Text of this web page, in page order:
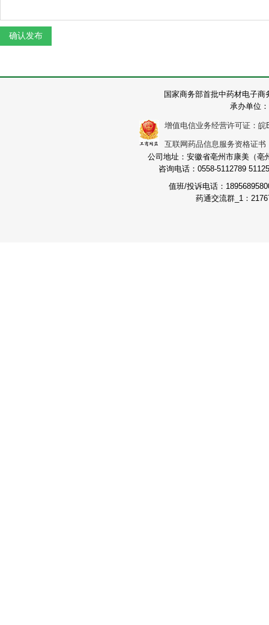
国家商务部首批中药材电子
承办单位
增值电信业务经营许可证：皖
互联网药品信息服务资格证
公司地址：安徽省亳州市康美（
咨询电话：0558-5112789
值班/投诉电话：
药通交流群_1：